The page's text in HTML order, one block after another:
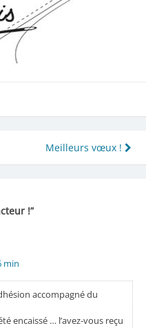
Meilleurs vœux !
!”
min
accompagné du
encaissé … l’avez-vous reçu